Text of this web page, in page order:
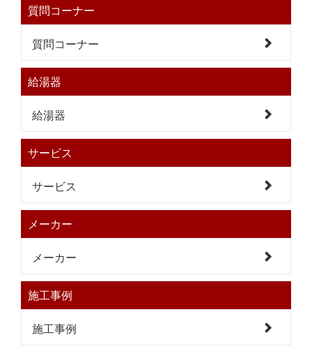
質問コーナー
質問コーナー
給湯器
給湯器
サービス
サービス
メーカー
メーカー
施工事例
施工事例